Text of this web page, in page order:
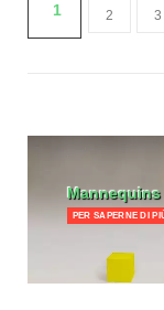
1 2 3
Mannequins
PER SAPERNE DI